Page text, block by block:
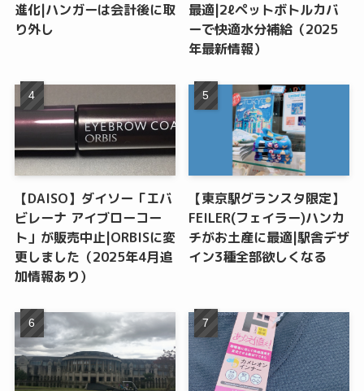
進化|ハンガーは会計後に取
り外し
最適|2ℓペットボトルカバ
ーで快適水分補給（2025
年最新情報）
【DAISO】ダイソー「エバ
ビレーナ アイブローコー
ト」が販売中止|ORBISに変
更しました（2025年4月追
加情報あり）
【東京駅グランスタ限定】
FEILER(フェイラー)ハンカ
チがお土産に最適|駅舎デザ
イン3種全部欲しくなる